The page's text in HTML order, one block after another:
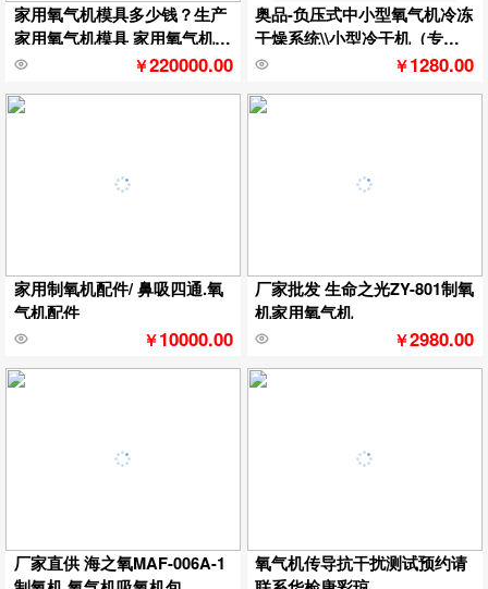
家用氧气机模具多少钱？生产
家用氧气机模具 家用氧气机模
具价格
￥220000.00
奥品-负压式中小型氧气机冷冻
干燥系统\\小型冷干机（专利
设计）
￥1280.00
家用制氧机配件/ 鼻吸四通.氧
气机配件
￥10000.00
厂家批发 生命之光ZY-801制氧
机家用氧气机
￥2980.00
厂家直供 海之氧MAF-006A-1
氧气机传导抗干扰测试预约请